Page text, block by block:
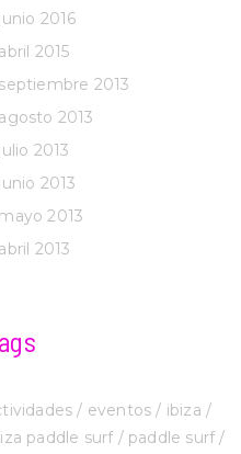
junio 2016
abril 2015
septiembre 2013
agosto 2013
julio 2013
junio 2013
mayo 2013
abril 2013
eventos
ibiza
paddle surf
paddle surf